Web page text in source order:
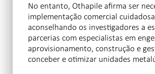
No entanto, Othapile afirma ser
implementação comercial
aconselhando os investigadores a
parcerias com especialistas em
aprovisionamento, construção e
conceber e otimizar unidades